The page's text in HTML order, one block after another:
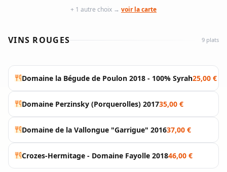
+ 1 autre choix → voir la carte
VINS ROUGES 9 plats
Domaine la Bégude de Poulon 2018 - 100% Syrah25,00 €
Domaine Perzinsky (Porquerolles) 201735,00 €
Domaine de la Vallongue "Garrigue" 201637,00 €
Crozes-Hermitage - Domaine Fayolle 201846,00 €